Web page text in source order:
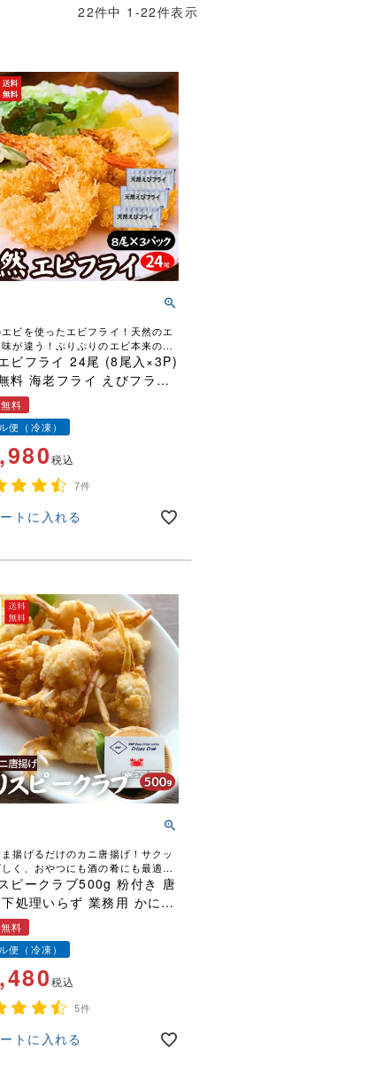
22件中 1 -22件表示
ビを使ったエビフライ！天然のエ
味が違う！ぷりぷりのエビ本来の美
す！
ビフライ 24尾 (8尾入×3P)
えびフライ
ビフライ 冷凍 無頭エビフ
然 海老 えび エビ プリプ
産 お弁当
料
便（冷凍）
税込
7件
トに入れる
揚げるだけのカニ唐揚げ！サクッ
しく、おやつにも酒の肴にも最適で
ピークラブ500g 粉付き 唐
処理いらず 業務用 かに
送料無料
料
便（冷凍）
税込
5件
トに入れる